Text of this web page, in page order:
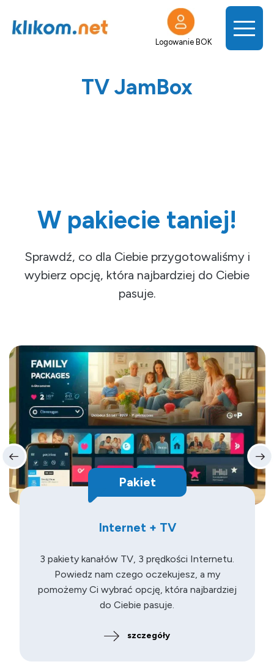
Logowanie BOK
TV JamBox
W pakiecie taniej!
Sprawdź, co dla Ciebie przygotowaliśmy i
wybierz opcję, która najbardziej do Ciebie
pasuje.
Pakiet
Internet + TV
3 pakiety kanałów TV, 3 prędkości Internetu.
Powiedz nam czego oczekujesz, a my
pomożemy Ci wybrać opcję, która najbardziej
do Ciebie pasuje.
szczegóły